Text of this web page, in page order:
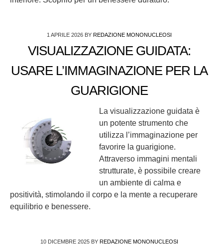
1 APRILE 2026BY REDAZIONE MONONUCLEOSI
VISUALIZZAZIONE GUIDATA:
USARE L’IMMAGINAZIONE PER LA
GUARIGIONE
La visualizzazione guidata è
un potente strumento che
utilizza l’immaginazione per
favorire la guarigione.
Attraverso immagini mentali
strutturate, è possibile creare
un ambiente di calma e
positività, stimolando il corpo e la mente a recuperare
equilibrio e benessere.
10 DICEMBRE 2025BY REDAZIONE MONONUCLEOSI